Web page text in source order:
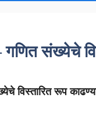
गणित संख्येचे
विस्तारित रूप